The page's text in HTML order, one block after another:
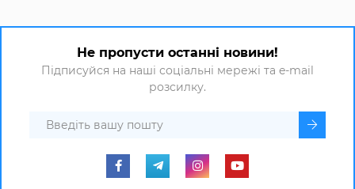
Не пропусти останні новини!
Підписуйся на наші соціальні мережі та e-mail
розсилку.